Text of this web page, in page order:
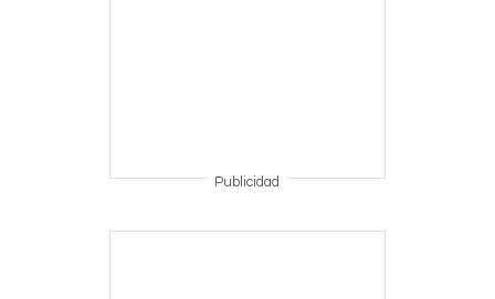
Publicidad